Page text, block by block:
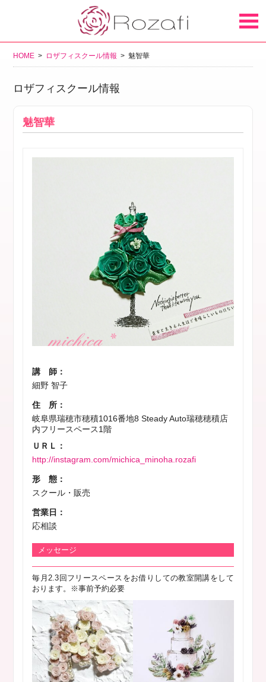
HOME > ロザフィスクール情報 > 魅智華
ロザフィスクール情報
魅智華
講 師：
細野 智子
住 所：
岐阜県瑞穂市穂積1016番地8 Steady Auto瑞穂穂積店
内フリースペース1階
ＵＲＬ：
http://instagram.com/michica_minoha.rozafi
形 態：
スクール・販売
営業日：
応相談
メッセージ
毎月2.3回フリースペースをお借りしての教室開講をして
おります。※事前予約必要